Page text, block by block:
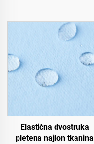
Elastična dvostruka
pletena najlon tkanina